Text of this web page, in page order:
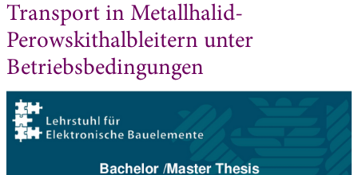
Transport in Metallhalid-
Perowskithalbleitern unter
Betriebsbedingungen